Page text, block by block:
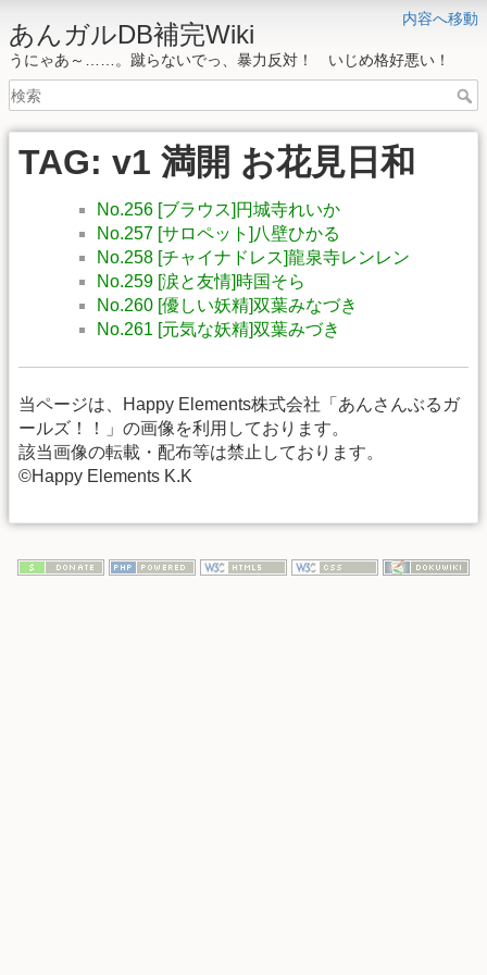
内容へ移動
あんガルDB補完Wiki
うにゃあ～……。蹴らないでっ、暴力反対！ いじめ格好悪い！
TAG: v1 満開 お花見日和
No.256 [ブラウス]円城寺れいか
No.257 [サロペット]八壁ひかる
No.258 [チャイナドレス]龍泉寺レンレン
No.259 [涙と友情]時国そら
No.260 [優しい妖精]双葉みなづき
No.261 [元気な妖精]双葉みづき
当ページは、Happy Elements株式会社「あんさんぶるガ
ールズ！！」の画像を利用しております。
該当画像の転載・配布等は禁止しております。
©Happy Elements K.K